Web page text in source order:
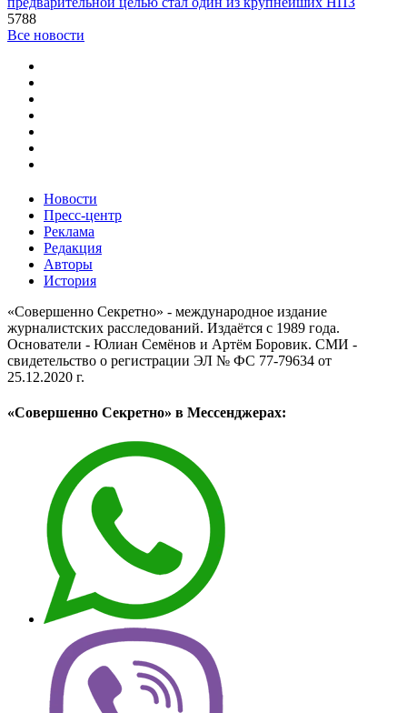
5788
Все новости
Новости
Пресс-центр
Реклама
Редакция
Авторы
История
«Совершенно Секретно» - международное издание
журналистских расследований. Издаётся с 1989 года.
Основатели - Юлиан Семёнов и Артём Боровик. CМИ -
свидетельство о регистрации ЭЛ № ФС 77-79634 от
25.12.2020 г.
«Совершенно Секретно» в Мессенджерах: